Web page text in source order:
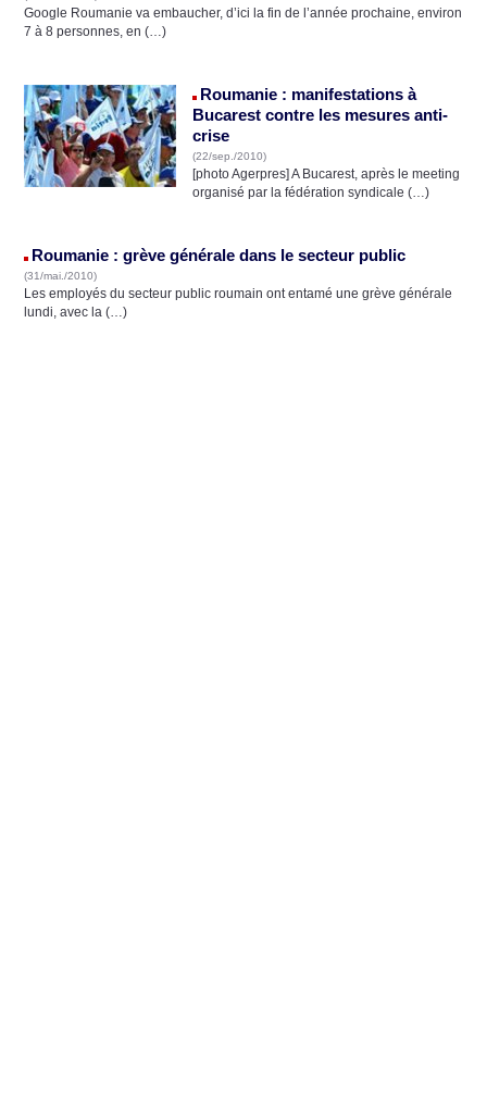
Google Roumanie va embaucher, d’ici la fin de l’année prochaine, environ
7 à 8 personnes, en (…)
Roumanie : manifestations à
Bucarest contre les mesures anti-
crise
(22/sep./2010)
[photo Agerpres] A Bucarest, après le meeting
organisé par la fédération syndicale (…)
Roumanie : grève générale dans le secteur public
(31/mai./2010)
Les employés du secteur public roumain ont entamé une grève générale
lundi, avec la (…)